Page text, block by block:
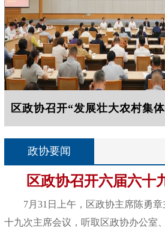
政协要闻
区政协召开六届六十
7月31日上午，区政协主席陈勇章
十九次主席会议，听取区政协办公室